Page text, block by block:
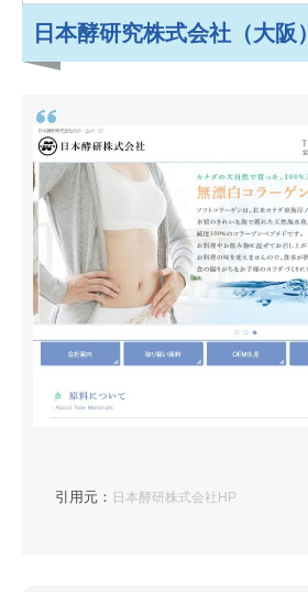
日本酵研究株式会社（大阪）
引用元： 日本酵研株式会社HP